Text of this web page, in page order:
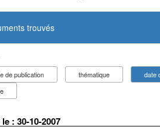
trouvés
de publication thématique
date
: 30-10-2007